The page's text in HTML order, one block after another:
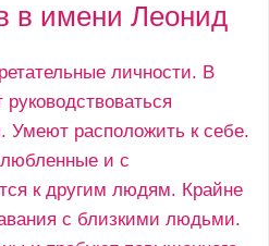
в имени Леонид
личности. В
расположить к себе.
и с
к другим людям. Крайне
с близкими людьми.